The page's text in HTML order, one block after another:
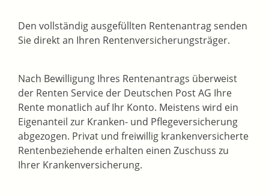
Den vollständig ausgefüllten Rentenantrag senden
Sie direkt an Ihren Rentenversicherungsträger.
Nach Bewilligung Ihres Rentenantrags überweist
der Renten Service der Deutschen Post AG Ihre
Rente monatlich auf Ihr Konto. Meistens wird ein
Eigenanteil zur Kranken- und Pflegeversicherung
abgezogen. Privat und freiwillig krankenversicherte
Rentenbeziehende erhalten einen Zuschuss zu
Ihrer Krankenversicherung.